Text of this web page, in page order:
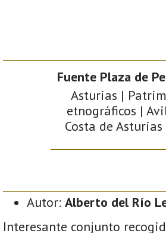
Fuente Plaza de
Asturias |
etnográficos |
Costa de
Autor: Alberto del Río
Interesante conjunto